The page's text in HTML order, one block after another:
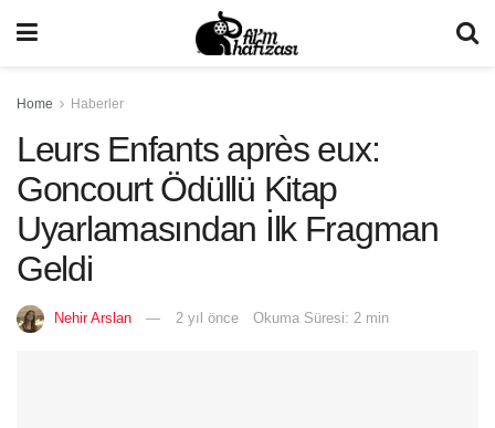
Home Haberler
Leurs Enfants après eux:
Goncourt Ödüllü Kitap
Uyarlamasından İlk Fragman
Geldi
Nehir Arslan 2 yıl önce Okuma Süresi: 2 min